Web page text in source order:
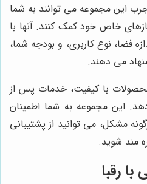
این مجموعه می توانند به شما
خاص خود کمک کنند. آنها با
فضا، نوع کاربری، و بودجه شما،
می دهند.
محصولات با کیفیت، خدمات پس از
این مجموعه به شما اطمینان
مشکل، می توانید از پشتیبانی
مند شوید.
رقبا